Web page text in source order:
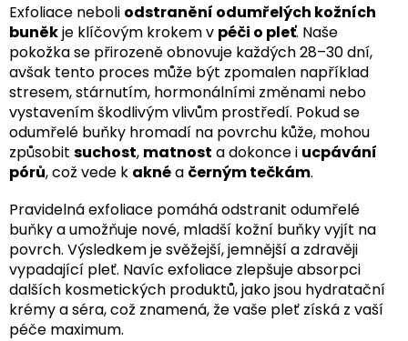
Exfoliace neboli odstranění odumřelých kožních
buněkje klíčovým krokem v péči o pleť. Naše
pokožka se přirozeně obnovuje každých 28–30 dní,
avšak tento proces může být zpomalen například
stresem, stárnutím, hormonálními změnami nebo
vystavením škodlivým vlivům prostředí. Pokud se
odumřelé buňky hromadí na povrchu kůže, mohou
způsobit suchost, matnost a dokonce i ucpávání
pórů, což vede k aknéa černým tečkám.
Pravidelná exfoliace pomáhá odstranit odumřelé
buňky a umožňuje nové, mladší kožní buňky vyjít na
povrch. Výsledkem je svěžejší, jemnější a zdravěji
vypadající pleť. Navíc exfoliace zlepšuje absorpci
dalších kosmetických produktů, jako jsou hydratační
krémy a séra, což znamená, že vaše pleť získá z vaší
péče maximum.